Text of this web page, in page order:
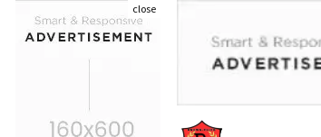
close